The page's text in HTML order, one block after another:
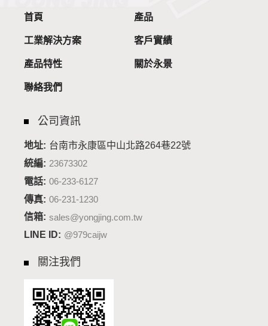
首頁 產品
工業解決方案 客戶實績
產品特性 關於永景
聯絡我們
公司資訊
地址: 台南市永康區中山北路264巷22號
統編: 23673302
電話: 06-233-6127
傳真: 06-231-1230
信箱: sales@yongjing.com.tw
LINE ID: @979caijw
關注我們